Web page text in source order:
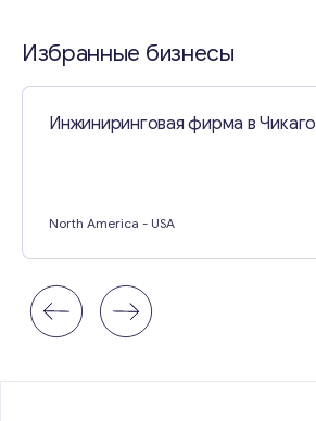
Избранные бизнесы
Инжиниринговая фирма в Чикаго
North America - USA